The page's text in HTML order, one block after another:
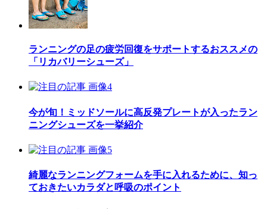
ランニングの足の疲労回復をサポートするおススメの
「リカバリーシューズ」
今が旬！ミッドソールに高反発プレートが入ったラン
ニングシューズを一挙紹介
綺麗なランニングフォームを手に入れるために、知っ
ておきたいカラダと呼吸のポイント